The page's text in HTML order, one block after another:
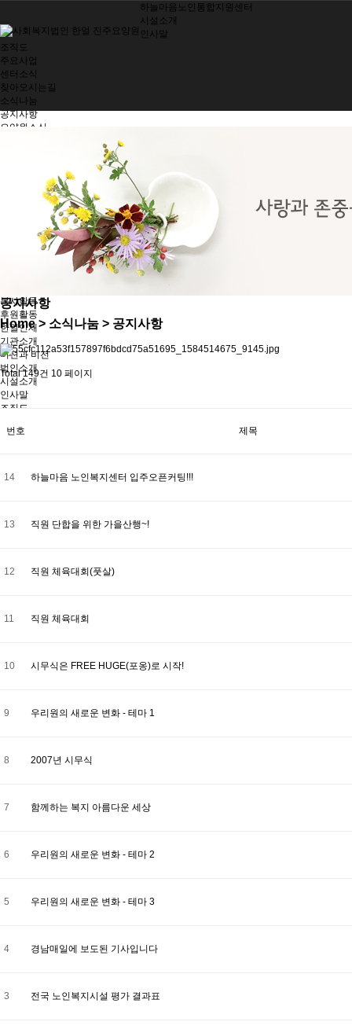
하늘마음노인통합지원센터
시설소개
인사말
조직도
주요사업
센터소식
찾아오시는길
소식나눔
공지사항
요양원소식
여가지원/치매관리
생활 및 정서지원
간호 및 처치
기능회복훈련
기능별 영양관리
시설 및 환경관리
지역사회 참여
봉사활동
후원활동
한얼인재
기관소개
미션과 비전
법인소개
시설소개
인사말
조직도
시설모습
공지사항
Home> 소식나눔 > 공지사항
Total 149건 10 페이지
번호 제목
14 하늘마음 노인복지센터 입주오픈커팅!!!
13 직원 단합을 위한 가을산행~!
12 직원 체육대회(풋살)
11 직원 체육대회
10 시무식은 FREE HUGE(포옹)로 시작!
9 우리원의 새로운 변화 - 테마 1
8 2007년 시무식
7 함께하는 복지 아름다운 세상
6 우리원의 새로운 변화 - 테마 2
5 우리원의 새로운 변화 - 테마 3
4 경남매일에 보도된 기사입니다
3 전국 노인복지시설 평가 결과표